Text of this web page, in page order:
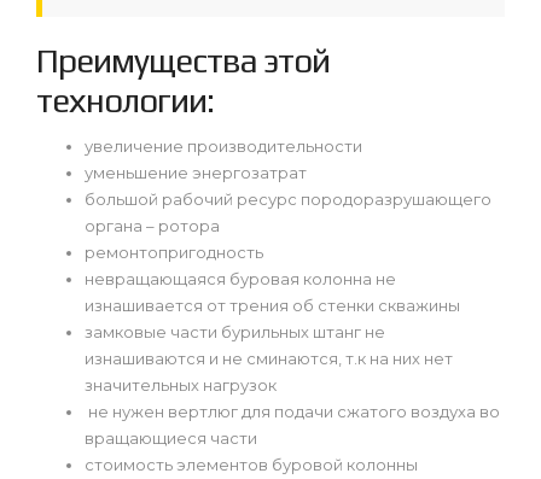
Преимущества этой
технологии:
увеличение производительности
уменьшение энергозатрат
большой рабочий ресурс породоразрушающего
органа – ротора
ремонтопригодность
невращающаяся буровая колонна не
изнашивается от трения об стенки скважины
замковые части бурильных штанг не
изнашиваются и не сминаются, т.к на них нет
значительных нагрузок
не нужен вертлюг для подачи сжатого воздуха во
вращающиеся части
стоимость элементов буровой колонны